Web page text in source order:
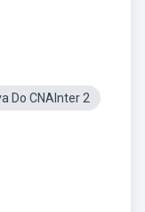
Do CNAInter 2